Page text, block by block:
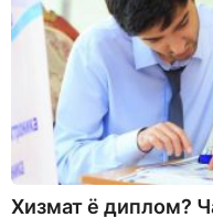
Хизмат ё диплом?